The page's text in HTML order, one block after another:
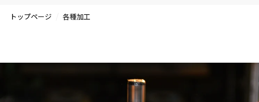
トップページ 各種加工